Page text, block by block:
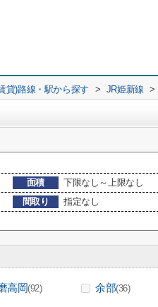
貸)路線・駅から探す > JR姫新線 >
面積 下限なし～上限なし
間取り
指定なし
高岡(92) 余部(36)